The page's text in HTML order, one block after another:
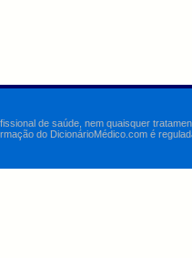
de saúde, nem quaisquer
do DicionárioMédico.com é